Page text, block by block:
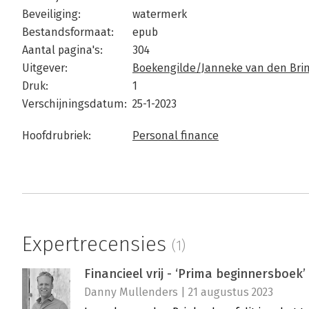
Beveiliging:
watermerk
Bestandsformaat:
epub
Aantal pagina's:
304
Uitgever:
Boekengilde/Janneke van den
Druk:
1
Verschijningsdatum: 25-1-2023
Hoofdrubriek: Personal finance
Expertrecensies (1)
Financieel vrij - ‘Prima beginnersboek’
Danny Mullenders | 21 augustus 2023